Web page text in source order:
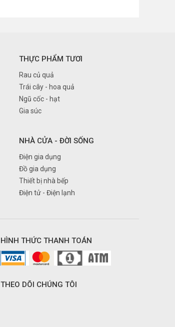
THỰC PHẨM TƯƠI
Rau củ quả
Trái cây - hoa quả
Ngũ cốc - hạt
Gia súc
NHÀ CỬA - ĐỜI SỐNG
Điện gia dụng
Đồ gia dụng
Thiết bị nhà bếp
Điện tử - Điện lạnh
HÌNH THỨC THANH TOÁN
THEO DÕI CHÚNG TÔI